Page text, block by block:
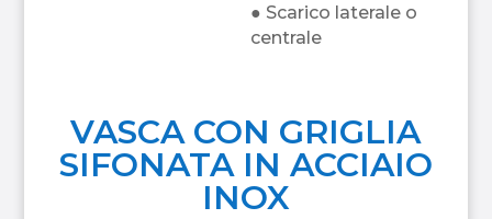
● Scarico laterale o
centrale
VASCA CON GRIGLIA
SIFONATA IN ACCIAIO
INOX